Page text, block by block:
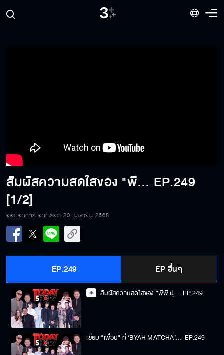
สัมผัสความสดใสของ "พีพี ปุญญ์ปรีดี" กับรอยยิ้มที่หวานจับใจ | ทูเดย์โชว์ ทอล์คโชว์ 20 เม.ย.68 (1/2) EP.249
[1/2]
ออกอากาศ อาทิตย์ที่ 20 เมษายน 2568
EP.249 EP อื่นๆ
สัมผัสความสดใสของ "พีพี ปุญญ์ปรีดี" กับรอยยิ้มที่หวานจับใจ | ทูเดย์โชว์ ทอล์คโชว์ 20 เม.ย.68 (1/2) EP.249
เยี่ยม "เพื่อน" ที่ ‘BYAH MATCHA’ แลนด์มาร์คของคนรักชาเขียว |ทูเดย์โชว์ เยี่ยมๆ มองๆ 20 เม.ย.68(2/2) EP.249